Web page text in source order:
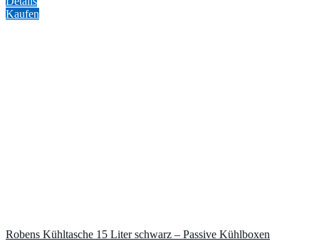
Kaufen
Robens Kühltasche 15 Liter schwarz – Passive Kühlboxen